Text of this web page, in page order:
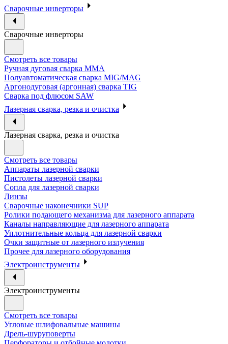
Сварочные инверторы
Сварочные инверторы
Смотреть все товары
Ручная дуговая сварка MMA
Полуавтоматическая сварка MIG/MAG
Аргонодуговая (аргонная) сварка TIG
Сварка под флюсом SAW
Лазерная сварка, резка и очистка
Лазерная сварка, резка и очистка
Смотреть все товары
Аппараты лазерной сварки
Пистолеты лазерной сварки
Сопла для лазерной сварки
Линзы
Сварочные наконечники SUP
Ролики подающего механизма для лазерного аппарата
Каналы направляющие для лазерного аппарата
Уплотнительные кольца для лазерной сварки
Очки защитные от лазерного излучения
Прочее для лазерного оборудования
Электроинструменты
Электроинструменты
Смотреть все товары
Угловые шлифовальные машины
Дрель-шуруповерты